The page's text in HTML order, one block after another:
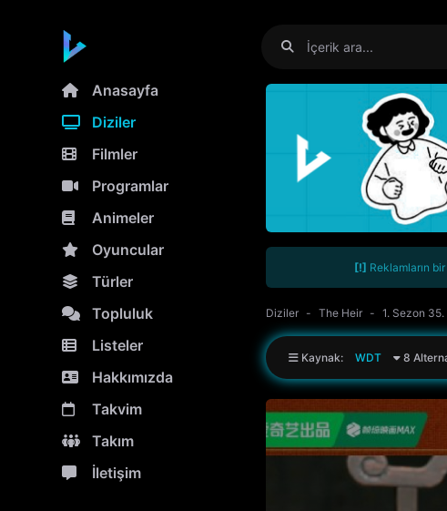
Anasayfa
Diziler
Filmler
Programlar
Animeler
Oyuncular
Türler
Topluluk
Listeler
Hakkımızda
Takvim
Takım
İletişim
[!] Reklamların
Diziler The Heir 1. Sezon
Kaynak: WDT 8